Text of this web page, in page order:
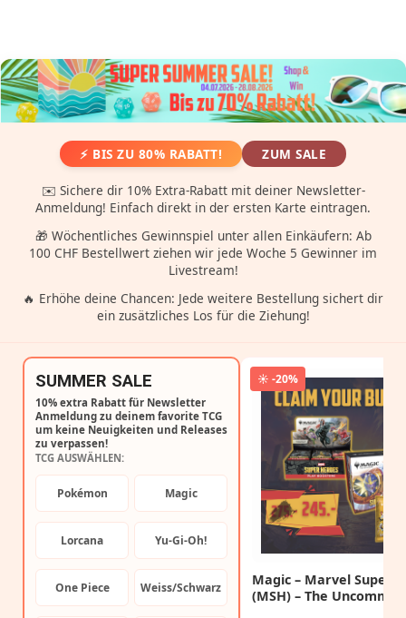
⚡ BIS ZU 80% RABATT! ZUM SALE
✉️ Sichere dir 10% Extra-Rabatt mit deiner Newsletter-
Anmeldung! Einfach direkt in der ersten Karte eintragen.
🎁 Wöchentliches Gewinnspiel unter allen Einkäufern: Ab
100 CHF Bestellwert ziehen wir jede Woche 5 Gewinner im
Livestream!
🔥 Erhöhe deine Chancen: Jede weitere Bestellung sichert dir
ein zusätzliches Los für die Ziehung!
SUMMER SALE
10% extra Rabatt für Newsletter
Anmeldung zu deinem favorite TCG
um keine Neuigkeiten und Releases
zu verpassen!
TCG AUSWÄHLEN:
Pokémon Magic
Lorcana Yu-Gi-Oh!
One Piece Weiss/Schwarz
☀️ -20%
Magic – Marvel Super
(MSH) – The